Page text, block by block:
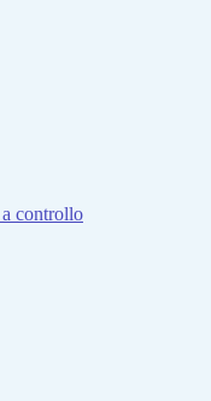
controllo